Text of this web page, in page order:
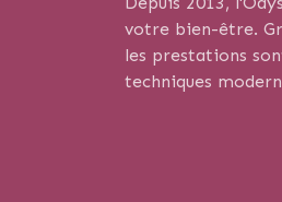
votre bien-être.
les prestations
techniques